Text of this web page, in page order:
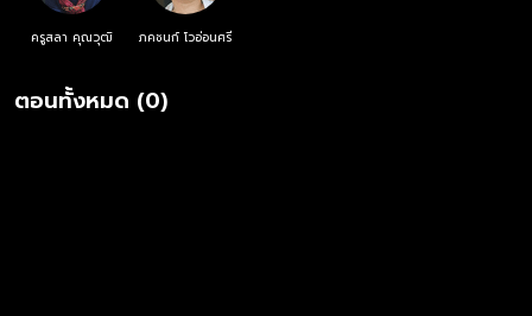
ครูสลา คุณวุฒิ ภคชนก์ โวอ่อนศรี
ตอนทั้งหมด (0)